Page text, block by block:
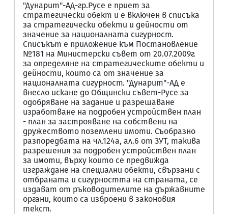
"Дунарит"-АД-гр.Русе е приет за
стратегически обект и е включен в списъка
за стратегически обекти и дейности от
значение за националната сигурност.
Списъкът е приложение към Постановление
№181 на Министерски съвет от 20.07.2009г.
за определяне на стратегическите обекти и
дейности, които са от значение за
националната сигурност. "Дунарит"-АД е
внесло искане до Общински съвет-Русе за
одобряване на задание и разрешаване
изработване на подробен устройствен план
- план за застрояване на собствени на
дружеството поземлени имоти. Съобразно
разпоредбата на чл.124а, ал.6 от ЗУТ, такива
разрешения за подробен устройствен план
за имоти, върху които се предвижда
изграждане на специални обекти, свързани с
отбраната и сигурността на страната, се
издават от ръководителите на държавните
органи, които са изброени в законовия
текст.